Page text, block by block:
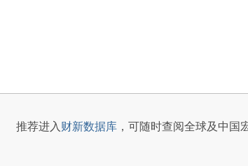
推荐进入财新数据库 ，可随时查阅全球及中国